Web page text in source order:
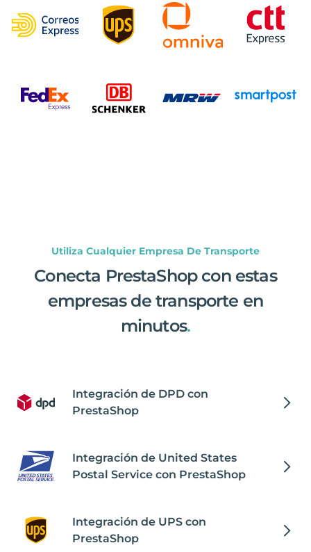
Utiliza Cualquier Empresa De Transporte
Conecta PrestaShop con estas
empresas de transporte en
minutos.
Integración de DPD con
PrestaShop
Integración de United States
Postal Service con PrestaShop
Integración de UPS con
PrestaShop